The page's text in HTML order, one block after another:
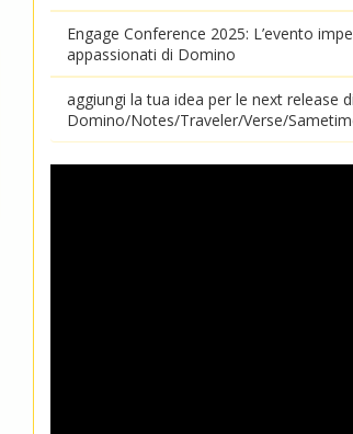
Engage Conference 2025: L’evento
appassionati di Domino
aggiungi la tua idea per le next release di
Domino/Notes/Traveler/Verse/